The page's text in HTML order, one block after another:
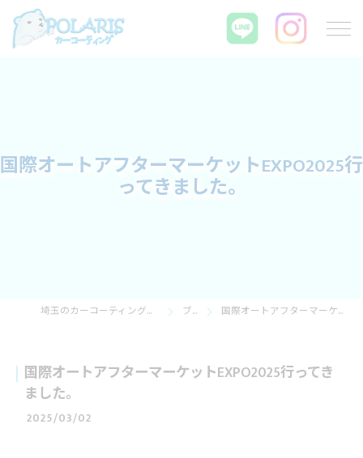
国際オートアフターマーケットEXPO2025行
ってきました。
埼玉のカーコーティングならPOLARIS カーコーティング ブログ 国際オートアフターマーケットEXPO2025行ってきました。
国際オートアフターマーケットEXPO2025行ってき
ました。
2025/03/02